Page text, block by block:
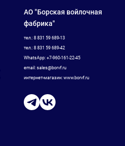
АО "Борская войлочная
фабрика"
тел.: 8 831 59 689-13
тел.: 8 831 59 689-42
WhatsApp: +7-960-161-22-45
email: sales@borvf.ru
интернет-магазин: www.borvf.ru